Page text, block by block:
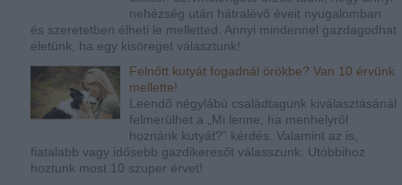
nehézség után hátralévő éveit nyugalomban
és szeretetben élheti le melletted. Annyi mindennel gazdagodhat
életünk, ha egy kisöreget választunk!
Felnőtt kutyát fogadnál örökbe? Van 10 érvünk
mellette!
Leendő négylábú családtagunk kiválasztásánál
felmerülhet a „Mi lenne, ha menhelyről
hoznánk kutyát?” kérdés. Valamint az is,
fiatalabb vagy idősebb gazdikeresőt válasszunk. Utóbbihoz
hoztunk most 10 szuper érvet!